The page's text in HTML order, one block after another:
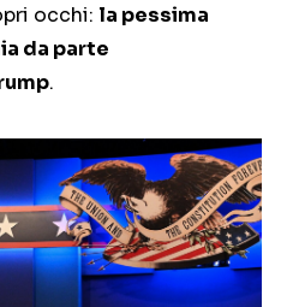
occhi: la pessima
da parte
.